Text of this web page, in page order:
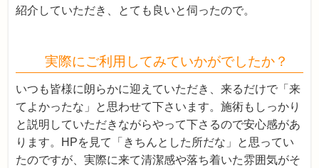
紹介していただき、とても良いと伺ったので。
実際にご利用してみていかがでしたか？
いつも皆様に朗らかに迎えていただき、来るだけで「来
てよかったな」と思わせて下さいます。施術もしっかり
と説明していただきながらやって下さるので安心感があ
ります。HPを見て「きちんとした所だな」と思ってい
たのですが、実際に来て清潔感や落ち着いた雰囲気がそ